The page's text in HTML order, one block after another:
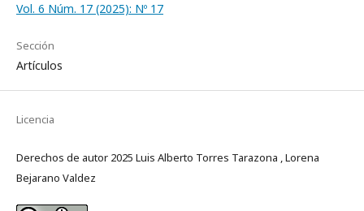
Vol. 6 Núm. 17 (2025): Nº 17
Sección
Artículos
Licencia
Derechos de autor 2025 Luis Alberto Torres Tarazona , Lorena
Bejarano Valdez